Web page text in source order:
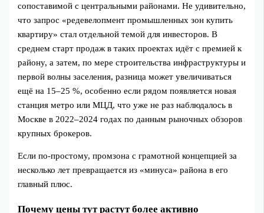
сопоставимой с центральными районами. Не удивительно,
что запрос «редевелопмент промышленных зон купить
квартиру» стал отдельной темой для инвесторов. В
среднем старт продаж в таких проектах идёт с премией к
району, а затем, по мере строительства инфраструктуры и
первой волны заселения, разница может увеличиваться
ещё на 15–25 %, особенно если рядом появляется новая
станция метро или МЦД, что уже не раз наблюдалось в
Москве в 2022–2024 годах по данным рыночных обзоров
крупных брокеров.
Если по‑простому, промзона с грамотной концепцией за
несколько лет превращается из «минуса» района в его
главный плюс.
Почему цены тут растут более активно